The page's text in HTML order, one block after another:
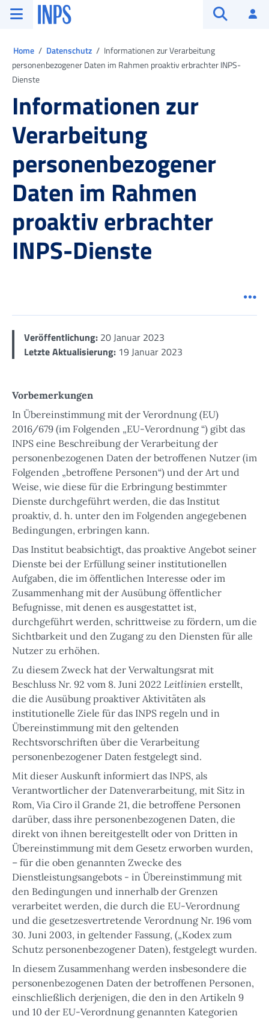
Zum Hauptmenü
Zum Hauptinhalt springen
Zu der Fußzeile
INPS ()
Home Datenschutz
Informationen zur Verarbeitung
personenbezogener Daten im Rahmen proaktiv erbrachter INPS-
Dienste
Informationen zur
Verarbeitung
personenbezogener
Daten im Rahmen
proaktiv erbrachter
INPS-Dienste
Veröffentlichung: 20 Januar 2023
Letzte Aktualisierung: 19 Januar 2023
Vorbemerkungen
In Übereinstimmung mit der Verordnung (EU)
2016/679 (im Folgenden „EU-Verordnung “) gibt das
INPS eine Beschreibung der Verarbeitung der
personenbezogenen Daten der betroffenen Nutzer (im
Folgenden „betroffene Personen“) und der Art und
Weise, wie diese für die Erbringung bestimmter
Dienste durchgeführt werden, die das Institut
proaktiv, d. h. unter den im Folgenden angegebenen
Bedingungen, erbringen kann.
Das Institut beabsichtigt, das proaktive Angebot seiner
Dienste bei der Erfüllung seiner institutionellen
Aufgaben, die im öffentlichen Interesse oder im
Zusammenhang mit der Ausübung öffentlicher
Befugnisse, mit denen es ausgestattet ist,
durchgeführt werden, schrittweise zu fördern, um die
Sichtbarkeit und den Zugang zu den Diensten für alle
Nutzer zu erhöhen.
Zu diesem Zweck hat der Verwaltungsrat mit
Beschluss Nr. 92 vom 8. Juni 2022 Leitlinien erstellt,
die die Ausübung proaktiver Aktivitäten als
institutionelle Ziele für das INPS regeln und in
Übereinstimmung mit den geltenden
Rechtsvorschriften über die Verarbeitung
personenbezogener Daten festgelegt sind.
Mit dieser Auskunft informiert das INPS, als
Verantwortlicher der Datenverarbeitung, mit Sitz in
Rom, Via Ciro il Grande 21, die betroffene Personen
darüber, dass ihre personenbezogenen Daten, die
direkt von ihnen bereitgestellt oder von Dritten in
Übereinstimmung mit dem Gesetz erworben wurden,
– für die oben genannten Zwecke des
Dienstleistungsangebots - in Übereinstimmung mit
den Bedingungen und innerhalb der Grenzen
verarbeitet werden, die durch die EU-Verordnung
und die gesetzesvertretende Verordnung Nr. 196 vom
30. Juni 2003, in geltender Fassung, („Kodex zum
Schutz personenbezogener Daten), festgelegt wurden.
In diesem Zusammenhang werden insbesondere die
personenbezogenen Daten der betroffenen Personen,
einschließlich derjenigen, die den in den Artikeln 9
und 10 der EU-Verordnung genannten Kategorien